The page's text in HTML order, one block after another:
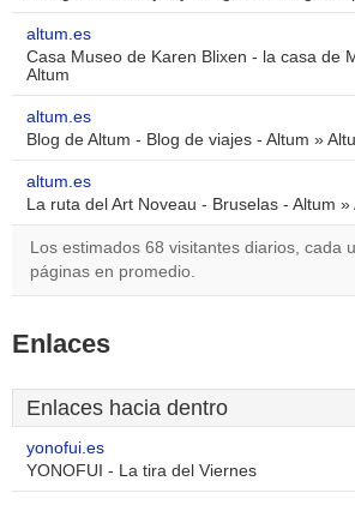
altum.es
Casa Museo de Karen Blixen - la casa de
Altum
altum.es
Blog de Altum - Blog de viajes - Altum »
altum.es
La ruta del Art Noveau - Bruselas - Altum »
Los estimados 68 visitantes diarios, cada
páginas en promedio.
Enlaces
Enlaces hacia dentro
yonofui.es
YONOFUI - La tira del Viernes